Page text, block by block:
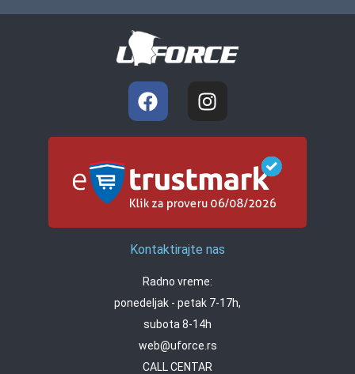
Kontaktirajte nas
Radno vreme:
ponedeljak - petak 7-17h,
subota 8-14h
web@uforce.rs
CALL CENTAR